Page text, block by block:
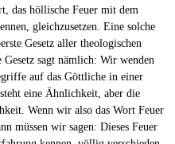
das höllische Feuer mit dem
gleichzusetzen. Eine solche
Gesetz aller theologischen
Gesetz sagt nämlich: Wir wenden
auf das Göttliche in einer
eine Ähnlichkeit, aber die
Wenn wir also das Wort Feuer
müssen wir sagen: Dieses Feuer